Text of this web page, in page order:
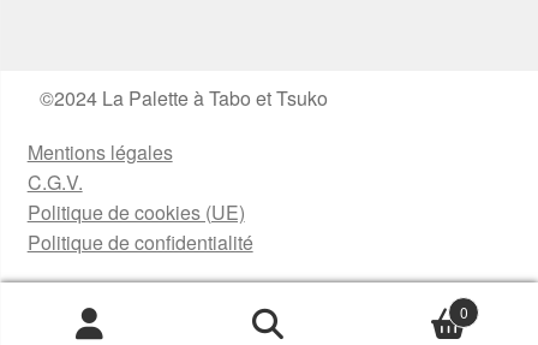
Recherche
0
©2024 La Palette à Tabo et Tsuko
Mentions légales
C.G.V.
Politique de cookies (UE)
Politique de confidentialité